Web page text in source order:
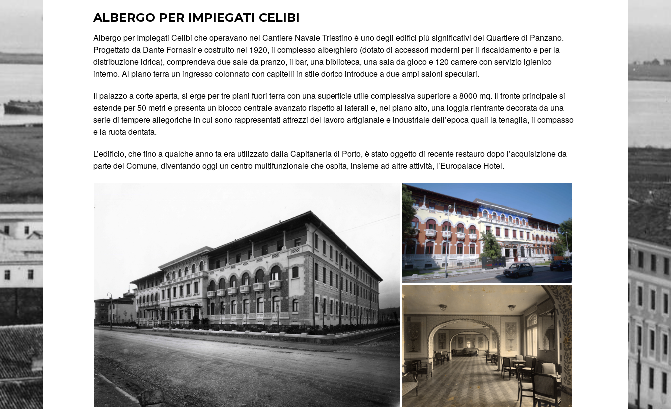
ALBERGO PER IMPIEGATI CELIBI
Albergo per Impiegati Celibi che operavano nel Cantiere Navale Triestino è uno degli edifici più significativi del Quartiere di Panzano.
Progettato da Dante Fornasir e costruito nel 1920, il complesso alberghiero (dotato di accessori moderni per il riscaldamento e per la
distribuzione idrica), comprendeva due sale da pranzo, il bar, una biblioteca, una sala da gioco e 120 camere con servizio igienico
interno. Al piano terra un ingresso colonnato con capitelli in stile dorico introduce a due ampi saloni speculari.
Il palazzo a corte aperta, si erge per tre piani fuori terra con una superficie utile complessiva superiore a 8000 mq. Il fronte principale si
estende per 50 metri e presenta un blocco centrale avanzato rispetto ai laterali e, nel piano alto, una loggia rientrante decorata da una
serie di tempere allegoriche in cui sono rappresentati attrezzi del lavoro artigianale e industriale dell’epoca quali la tenaglia, il compasso
e la ruota dentata.
L’edificio, che fino a qualche anno fa era utilizzato dalla Capitaneria di Porto, è stato oggetto di recente restauro dopo l’acquisizione da
parte del Comune, diventando oggi un centro multifunzionale che ospita, insieme ad altre attività, l’Europalace Hotel.